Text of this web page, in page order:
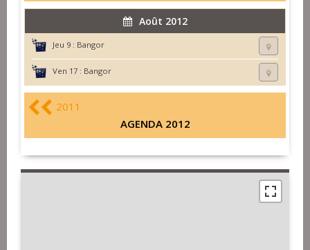
Août 2012
Jeu 9 : Bangor
Ven 17 : Bangor
2011
AGENDA 2012